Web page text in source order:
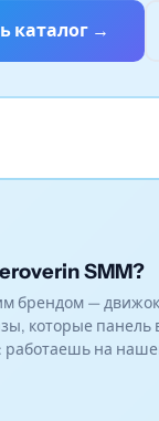
каталог →
SMM?
брендом —
которые панель
на